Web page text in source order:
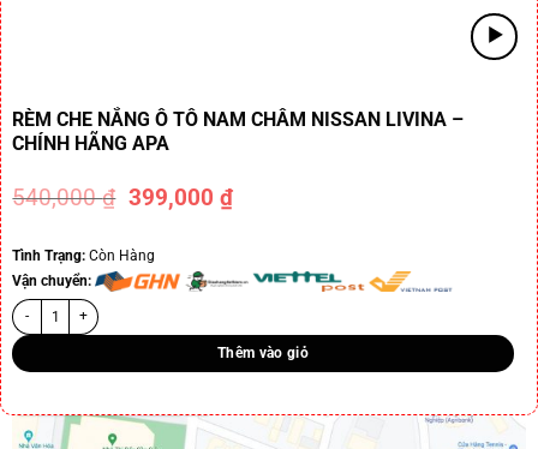
RÈM CHE NẮNG Ô TÔ NAM CHÂM NISSAN LIVINA –
CHÍNH HÃNG APA
540,000₫ 399,000₫
Tình Trạng:Còn Hàng
Vận chuyển:
Thêm vào giỏ